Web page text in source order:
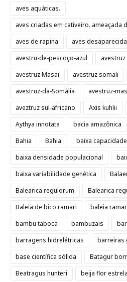
aves aquáticas.
aves criadas em cativeiro. ameaçada
aves de rapina
aves
avestru-de-pescoço-azul
avestruz Masai
avestruz somali
avestruz-da-Somália
avestruz-
aveztruz sul-africano
Axis kuhlii
Aythya innotata
bacia amazônica
Bahia
Bahia.
baixa
baixa densidade populacional
baixa variabilidade genética
Balearica regulorum
Balearica
Baleia de bico ramari
baleia
bambu taboca
bambuzais
barragens hidrelétricas
barreiras
base científica sólida
Batagur
Beatragus hunteri
beija flor